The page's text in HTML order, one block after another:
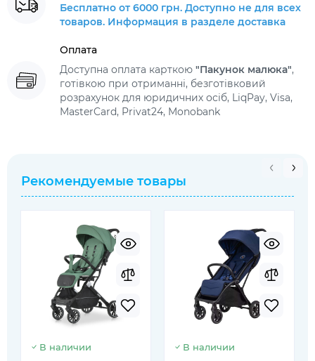
Бесплатно от 6000 грн. Доступно не для всех
товаров. Информация в разделе доставка
Оплата
Доступна оплата карткою "Пакунок малюка",
готівкою при отриманні, безготівковий
розрахунок для юридичних осіб, LiqPay, Visa,
MasterCard, Privat24, Monobank
Рекомендуемые товары
В наличии
В наличии